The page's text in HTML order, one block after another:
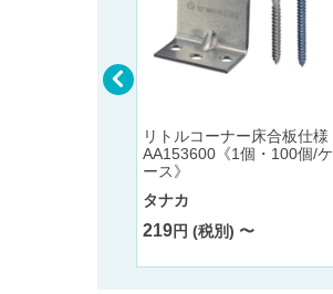
アングル1.2×
ラー：3色 長さ
リトルコーナー床合板仕様
AA153600《1個・100個/ケ
ース》
タナカ
219円 (税別) 〜